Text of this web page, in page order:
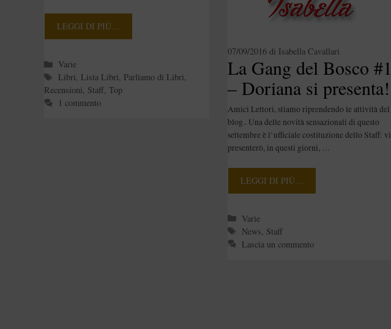
LEGGI DI PIÙ…
Categorie
Varie
Tag
Libri, Lista Libri, Parliamo di Libri,
Recensioni, Staff, Top
1 commento
La Gang del Bosco #1
– Doriana si presenta!
[Staff]
07/09/2016 di Isabella Cavallari
Amici Lettori, stiamo riprendendo le attività del
blog.. Una delle novità sensazionali di questo
settembre è l’ufficiale costituzione dello Staff: vi
presenterò, in questi giorni, …
LEGGI DI PIÙ…
Categorie
Varie
Tag
News Staff
Lascia un commento